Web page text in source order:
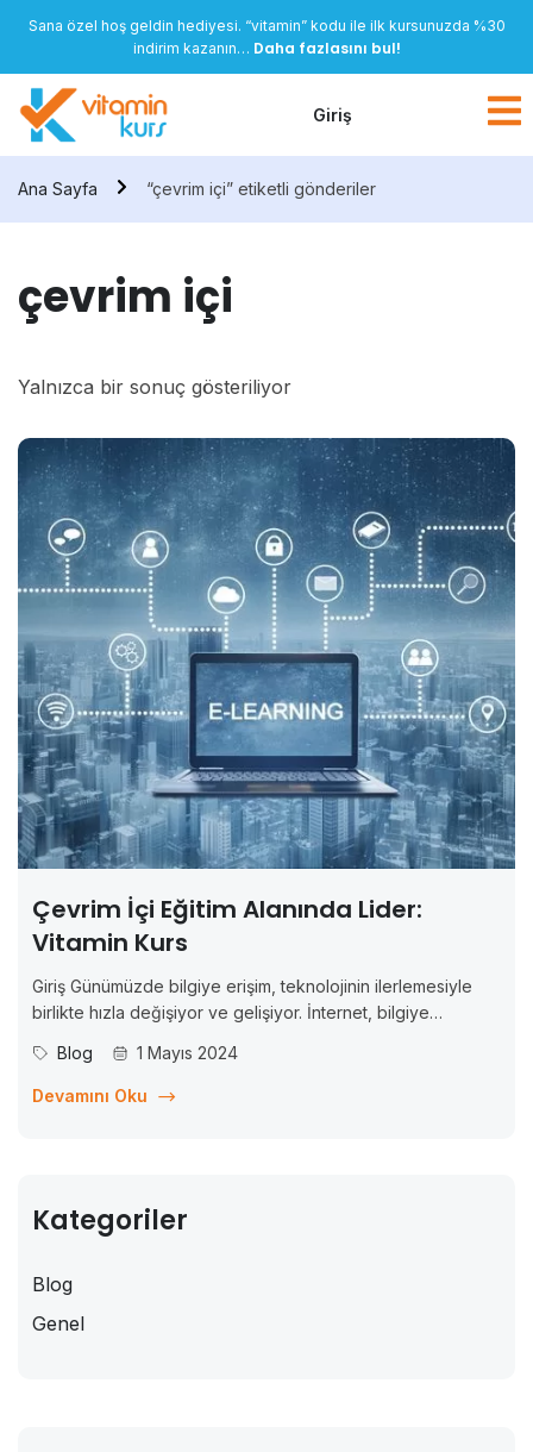
Sana özel hoş geldin hediyesi. “vitamin” kodu ile ilk kursunuzda %30
indirim kazanın… Daha fazlasını bul!
Giriş
Ana Sayfa “çevrim içi” etiketli gönderiler
çevrim içi
Yalnızca bir sonuç gösteriliyor
Çevrim İçi Eğitim Alanında Lider:
Vitamin Kurs
Giriş Günümüzde bilgiye erişim, teknolojinin ilerlemesiyle
birlikte hızla değişiyor ve gelişiyor. İnternet, bilgiye
dünyanın dört bir yanından uzmanlık alanlarındaki eğitimlere
erişebiliyor. Bu dijital dönüşüm, geleneksel eğitim
Blog 1 Mayıs 2024
Devamını Oku
Kategoriler
Blog
Genel